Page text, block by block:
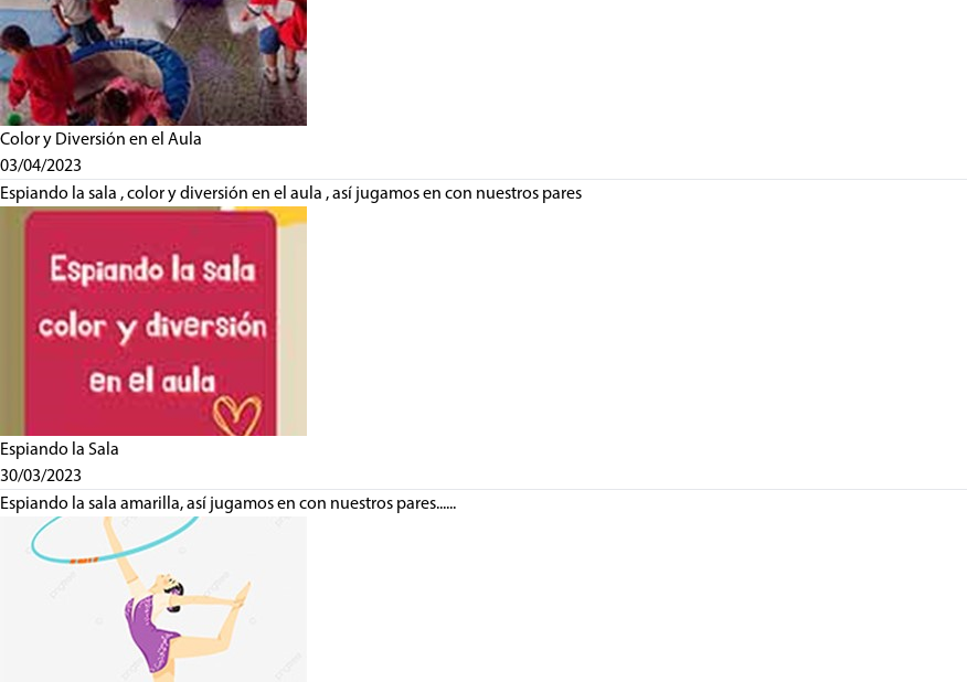
Color y Diversión en el Aula
03/04/2023
Espiando la sala , color y diversión en el aula , así jugamos en con nuestros pares
Espiando la Sala
30/03/2023
Espiando la sala amarilla, así jugamos en con nuestros pares......